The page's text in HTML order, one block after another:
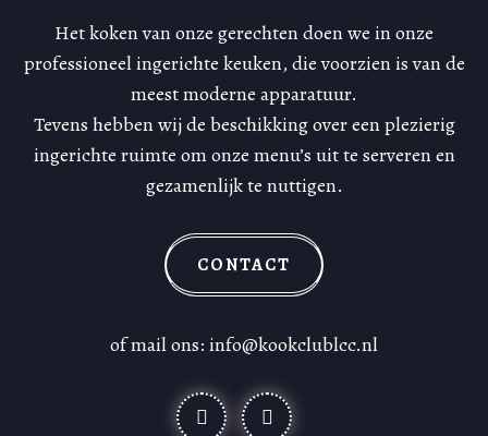
Het koken van onze gerechten doen we in onze
professioneel ingerichte keuken, die voorzien is van de
meest moderne apparatuur.
Tevens hebben wij de beschikking over een plezierig
ingerichte ruimte om onze menu’s uit te serveren en
gezamenlijk te nuttigen.
CONTACT
of mail ons: info@kookclublcc.nl